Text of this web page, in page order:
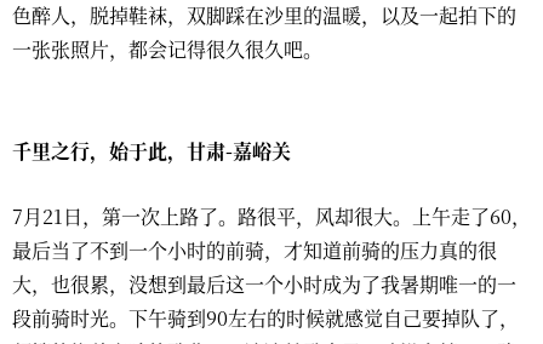
色醉人，脱掉鞋袜，双脚踩在沙里的温暖，以及一起拍下的
一张张照片，都会记得很久很久吧。
千里之行，始于此，甘肃-嘉峪关
7月21日，第一次上路了。路很平，风却很大。上午走了60，
最后当了不到一个小时的前骑，才知道前骑的压力真的很
大，也很累，没想到最后这一个小时成为了我暑期唯一的一
段前骑时光。下午骑到90左右的时候就感觉自己要掉队了，